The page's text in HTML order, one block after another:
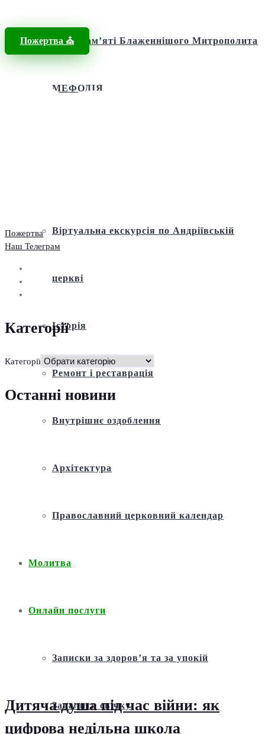
Фонд пам’яті Блаженнішого Митрополита
МЕФОДІЯ
Віртуальна екскурсія по Андріївській
церкві
Історія
Ремонт і реставрація
Внутрішнє оздоблення
Архітектура
Православний церковний календар
Молитва
Онлайн послуги
Записки за здоров’я та за упокій
Запалити свічку
Пожертва ⛪️
Пожертва
Наш Телеграм
Категорії
Категорії
Останні новини
Дитяча душа під час війни: як
цифрова недільна школа